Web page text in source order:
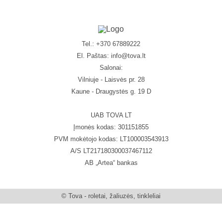
Tel.: +370 67889222
El. Paštas: info@tova.lt
Salonai:
Vilniuje - Laisvės pr. 28
Kaune - Draugystės g. 19 D
UAB TOVA LT
Įmonės kodas: 301151855
PVM mokėtojo kodas: LT100003543913
A/S LT217180300037467112
AB „Artea“ bankas
© Tova - roletai, žaliuzės, tinkleliai